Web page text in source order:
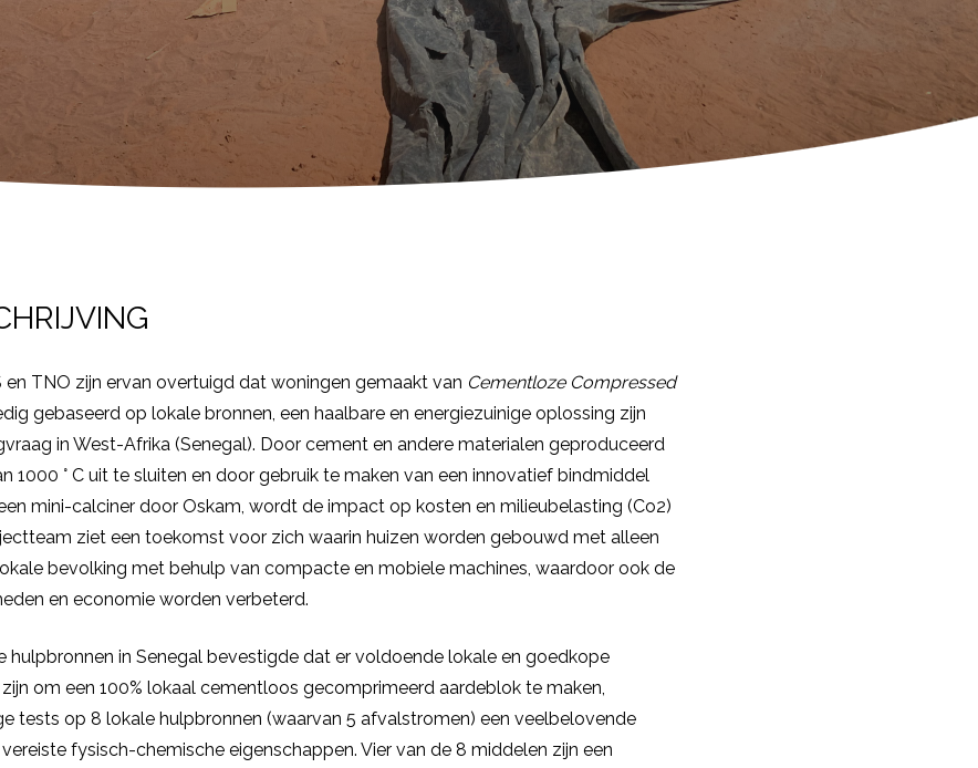
TNO zijn ervan overtuigd dat woningen gemaakt van Cementloze Compressed
gebaseerd op lokale bronnen, een haalbare en energiezuinige oplossing zijn
in West-Afrika (Senegal). Door cement en andere materialen geproduceerd
1000 ° C uit te sluiten en door gebruik te maken van een innovatief bindmiddel
mini-calciner door Oskam, wordt de impact op kosten en milieubelasting (Co2)
ziet een toekomst voor zich waarin huizen worden gebouwd met alleen
bevolking met behulp van compacte en mobiele machines, waardoor ook de
en economie worden verbeterd.
hulpbronnen in Senegal bevestigde dat er voldoende lokale en goedkope
om een 100% lokaal cementloos gecomprimeerd aardeblok te maken,
tests op 8 lokale hulpbronnen (waarvan 5 afvalstromen) een veelbelovende
fysisch-chemische eigenschappen. Vier van de 8 middelen zijn een